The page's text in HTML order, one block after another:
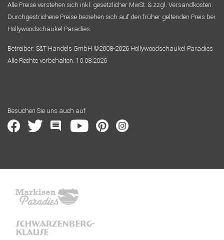
Alle Preise verstehen sich inkl. gesetzlicher MwSt. & zzgl. Versandkosten.
Durchgestrichene Preise beziehen sich auf den früher geltenden Preis bei
Hollywoodschaukel Paradies
Betreiber: S&T Handels GmbH ©2008-2026 Hollywoodschaukel Paradies
Alle Rechte vorbehalten. 10.08.2026
Besuchen Sie uns auch auf